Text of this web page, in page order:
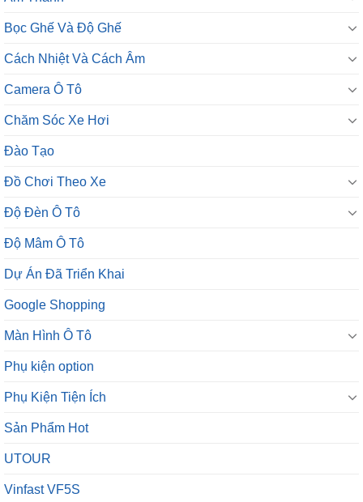
Bọc Ghế Và Độ Ghế
Cách Nhiệt Và Cách Âm
Camera Ô Tô
Chăm Sóc Xe Hơi
Đào Tạo
Đồ Chơi Theo Xe
Độ Đèn Ô Tô
Độ Mâm Ô Tô
Dự Án Đã Triển Khai
Google Shopping
Màn Hình Ô Tô
Phụ kiện option
Phụ Kiện Tiện Ích
Sản Phẩm Hot
UTOUR
Vinfast VF5S